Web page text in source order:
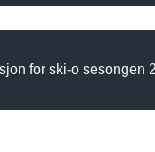
for ski-o sesongen